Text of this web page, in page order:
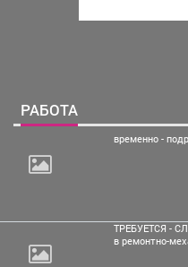
РАБОТА
временно -
ТРЕБУЕТСЯ -
в ремонтно-